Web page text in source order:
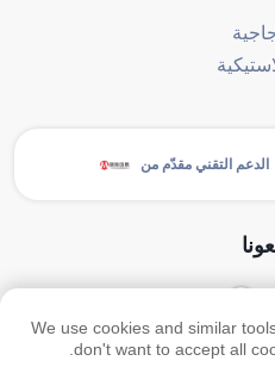
الدعم التقني مقدّم من
قوانغتشو يينماي للمنتجات الزجاجية
الخصوصية-المدونة
We use cookies and similar
don't want to accept all